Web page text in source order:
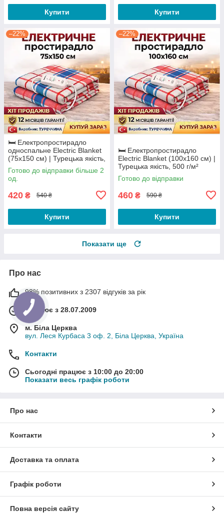
Купити Купити
–22%
🛏️ Електропростирадло
односпальне Electric Blanket
(75х150 см) | Турецька якість,
500 г/м²
Готово до відправки більше 2
од.
420 ₴ 540 ₴
Купити
–22%
🛏️ Електропростирадло
Electric Blanket (100х160 см) |
Турецька якість, 500 г/м²
Готово до відправки
460 ₴ 590 ₴
Купити
Показати ще
Про нас
98% позитивних з 2307 відгуків за рік
Працює з 28.07.2009
м. Біла Церква
вул. Леся Курбаса 3 оф. 2, Біла Церква, Україна
Контакти
Сьогодні працює з 10:00 до 20:00
Показати весь графік роботи
Про нас
Контакти
Доставка та оплата
Графік роботи
Повна версія сайту